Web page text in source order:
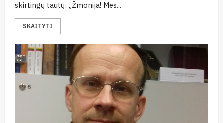
skirtingų tautų: „Žmonija! Mes...
SKAITYTI